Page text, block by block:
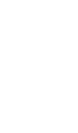
SPÎNU si
Gala
cele mai
sa expozitie